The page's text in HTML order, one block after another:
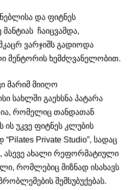
და ფიტნეს
ჩაიცვამდა,
ვარჯიშს გადიოდა
მენტორის ხემძღვანელობით.
მარიმ მიიღო
სახლში გაეხსნა პატარა
რომელიც თანდათან
უკვე ფიტნეს კლუბის
Private Studio”, სადაც
ახალი რეფორმატიული
რომლებიც მიზნად ისახავს
შემსუბუქებას.